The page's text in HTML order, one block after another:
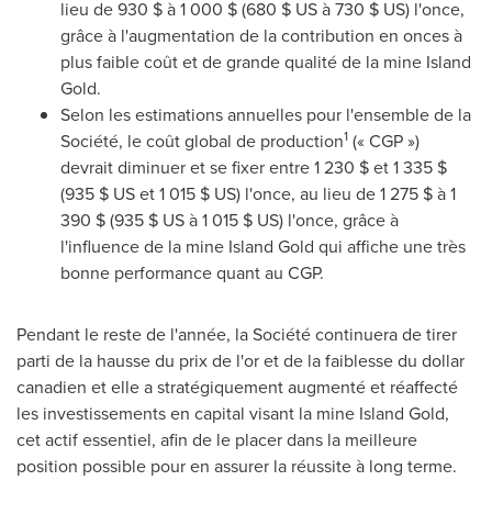
lieu de 930 $ à 1 000 $ (680 $ US à 730 $ US) l'once,
grâce à l'augmentation de la contribution en onces à
plus faible coût et de grande qualité de la mine Island
Gold.
Selon les estimations annuelles pour l'ensemble de la
Société, le coût global de production1 (« CGP »)
devrait diminuer et se fixer entre 1230 $ et1 335 $
(935 $ US et 1 015 $ US) l'once, au lieu de 1 275 $ à 1
390 $ (935 $ US à 1 015 $ US) l'once, grâce à
l'influence de la mine Island Gold qui affiche une très
bonne performance quant au CGP.
Pendant le reste de l'année, la Société continuera de tirer
parti de la hausse du prix de l'or et de la faiblesse du dollar
canadien et elle a stratégiquement augmenté et réaffecté
les investissements en capital visant la mine Island Gold,
cet actif essentiel, afin de le placer dans la meilleure
position possible pour en assurer la réussite à long terme.